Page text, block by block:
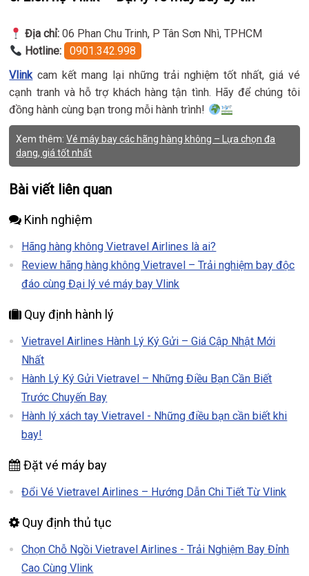
Địa chỉ:06 Phan Chu Trinh, P Tân Sơn Nhì, TPHCM
Hotline:
0901.342.998
Vlinkcam kết mang lại những trải nghiệm tốt nhất, giá vé
cạnh tranh và hỗ trợ khách hàng tận tình. Hãy để chúng tôi
đồng hành cùng bạn trong mỗi hành trình!
Xem thêm:Vé máy bay các hãng hàng không – Lựa chọn đa
dạng, giá tốt nhất
Bài viết liên quan
Kinh nghiệm
Hãng hàng không Vietravel Airlines là ai?
Review hãng hàng không Vietravel – Trải nghiệm bay độc
đáo cùng Đại lý vé máy bay Vlink
Quy định hành lý
Vietravel Airlines Hành Lý Ký Gửi – Giá Cập Nhật Mới
Nhất
Hành Lý Ký Gửi Vietravel – Những Điều Bạn Cần Biết
Trước Chuyến Bay
Hành lý xách tay Vietravel - Những điều bạn cần biết khi
bay!
Đặt vé máy bay
Đổi Vé Vietravel Airlines – Hướng Dẫn Chi Tiết Từ Vlink
Quy định thủ tục
Chọn Chỗ Ngồi Vietravel Airlines - Trải Nghiệm Bay Đỉnh
Cao Cùng Vlink